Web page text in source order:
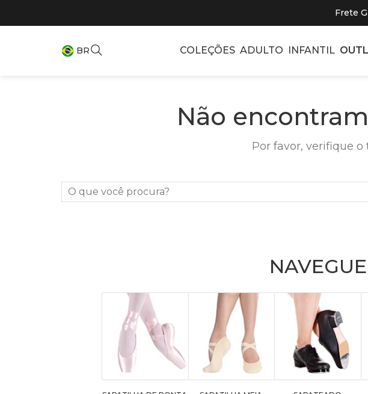
Frete
BR COLEÇÕES ADULTO INFANTIL
Não
Por favor, verifique
O que você procura?